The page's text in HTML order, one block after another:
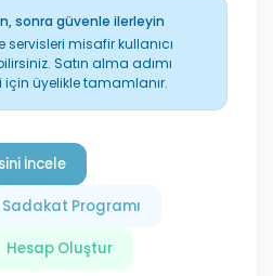
sonra güvenle ilerleyin
servisleri misafir kullanıcı
Satın alma adımı
üyelikle tamamlanır.
İncele
Sadakat Programı
Hesap Oluştur